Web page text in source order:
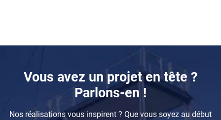
Vous avez un projet en tête ?
Parlons-en !
Nos réalisations vous inspirent ? Que vous soyez au début